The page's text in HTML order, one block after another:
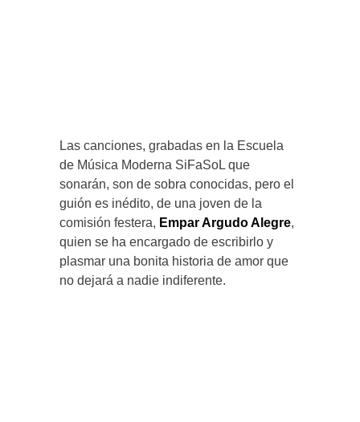
Las canciones, grabadas en la Escuela
de Música Moderna SiFaSoL que
sonarán, son de sobra conocidas, pero el
guión es inédito, de una joven de la
comisión festera, Empar Argudo Alegre,
quien se ha encargado de escribirlo y
plasmar una bonita historia de amor que
no dejará a nadie indiferente.